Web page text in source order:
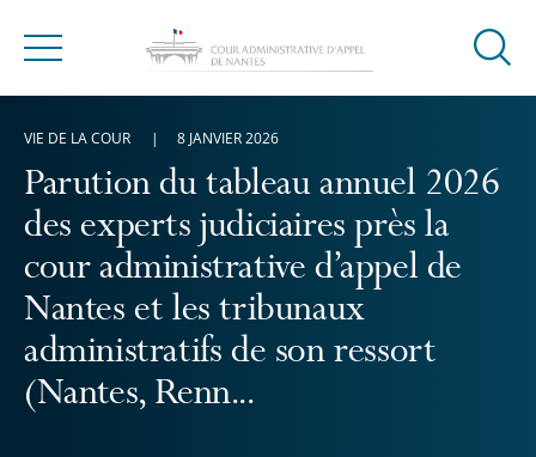
Menu
Ouvrir
Parution du tableau annuel 2026
des experts judiciaires près la
cour administrative d’appel de
Nantes et les tribunaux
administratifs de son ressort
(Nantes, Renn...
VIE DE LA COUR 8 JANVIER 2026